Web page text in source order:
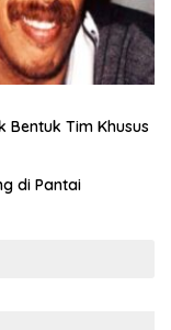
Bentuk Tim Khusus
di Pantai